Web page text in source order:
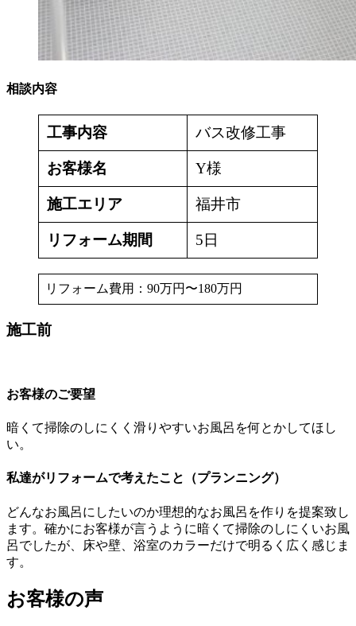
相談内容
工事内容 バス改修工事
お客様名 Y様
施工エリア 福井市
リフォーム期間 5日
リフォーム費用：90万円〜180万円
施工前
お客様のご要望
暗くて掃除のしにくく滑りやすいお風呂を何とかしてほし
い。
私達がリフォームで考えたこと（プランニング）
どんなお風呂にしたいのか理想的なお風呂を作りを提案致し
ます。確かにお客様が言うように暗くて掃除のしにくいお風
呂でしたが、床や壁、浴室のカラーだけで明るく広く感じま
す。
お客様の声